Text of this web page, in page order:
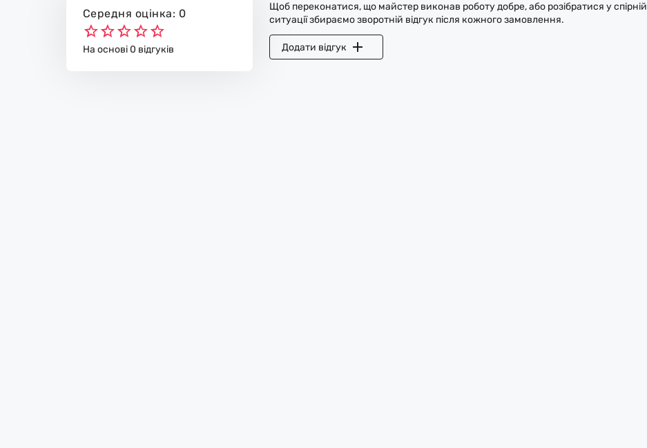
Середня оцінка: 0
На основі 0 відгуків
Щоб переконатися, що майстер виконав роботу добре, або розібратися у спірній
ситуації збираємо зворотній відгук після кожного замовлення.
Додати відгук